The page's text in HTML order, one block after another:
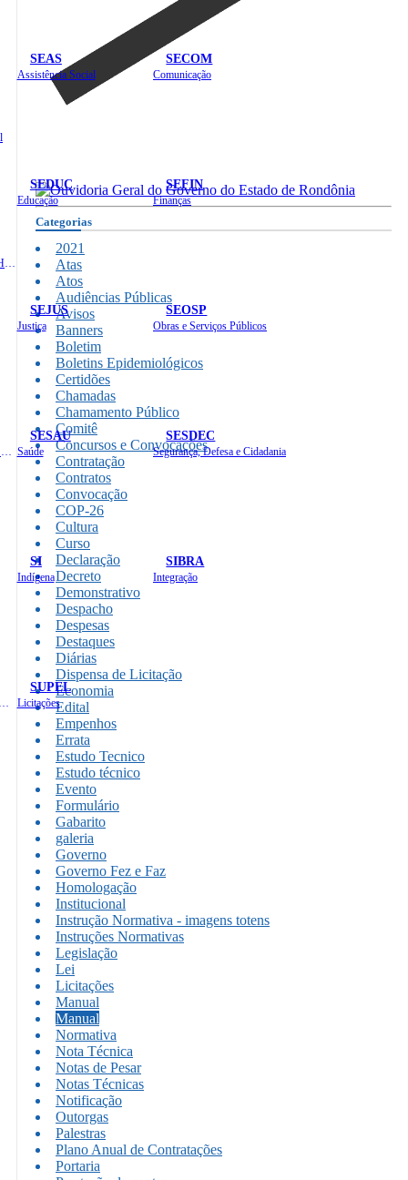
SEAS
Assistência Social
SECOM
Comunicação
SEDUC
Educação
SEFIN
Finanças
SEJUS
Justiça
SEOSP
Obras e Serviços Públicos
SESAU
Saúde
SESDEC
Segurança, Defesa e Cidadania
SI
Indígena
SIBRA
Integração
SUPEL
Licitações
Categorias
2021
Atas
Atos
Audiências Públicas
Avisos
Banners
Boletim
Boletins Epidemiológicos
Certidões
Chamadas
Chamamento Público
Comitê
Concursos e Convocações
Contratação
Contratos
Convocação
COP-26
Cultura
Curso
Declaração
Decreto
Demonstrativo
Despacho
Despesas
Destaques
Diárias
Dispensa de Licitação
Economia
Edital
Empenhos
Errata
Estudo Tecnico
Estudo técnico
Evento
Formulário
Gabarito
galeria
Governo
Governo Fez e Faz
Homologação
Institucional
Instrução Normativa - imagens totens
Instruções Normativas
Legislação
Lei
Licitações
Manual
Manual
Normativa
Nota Técnica
Notas de Pesar
Notas Técnicas
Notificação
Outorgas
Palestras
Plano Anual de Contratações
Portaria